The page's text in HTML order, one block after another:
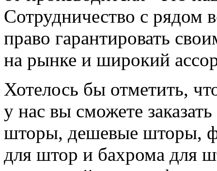
Сотрудничество с рядом
право гарантировать
на рынке и широкий
Хотелось бы отметить,
у нас вы сможете
шторы, дешевые шторы,
для штор и бахрома для